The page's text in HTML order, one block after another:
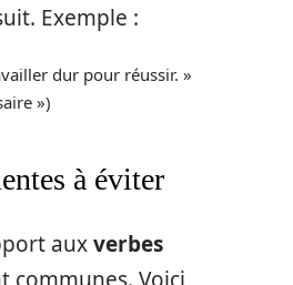
Exemple :
dur pour réussir. »
»)
à éviter
auxverbes